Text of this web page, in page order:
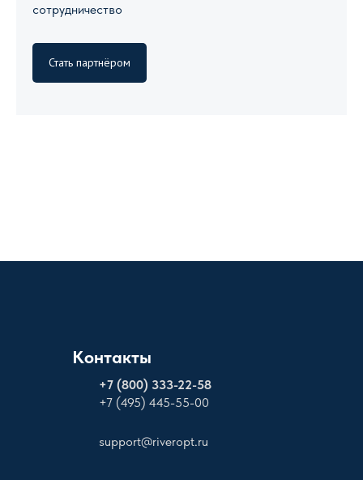
сотрудничество
Стать партнёром
Контакты
+7 (800) 333-22-58
+7 (495) 445-55-00
support@riveropt.ru